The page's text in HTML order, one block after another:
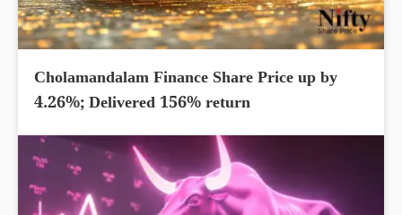
Cholamandalam Finance Share Price up by
4.26%; Delivered 156% return